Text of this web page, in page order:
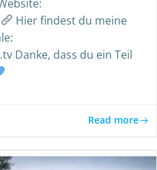
Hier findest du meine
Danke, dass du ein Teil
Read more